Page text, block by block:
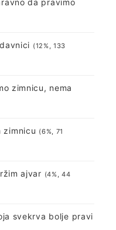
(12%, 133
zimnicu, nema
zimnicu (6%, 71
ajvar (4%, 44
svekrva bolje pravi